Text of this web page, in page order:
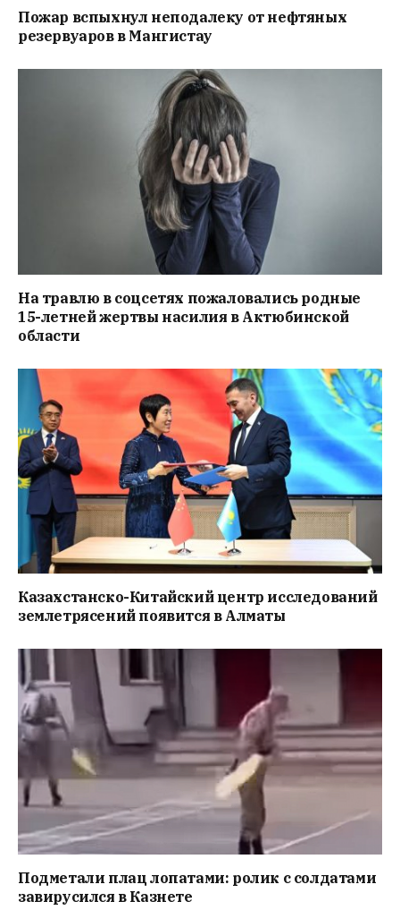
Пожар вспыхнул неподалеку от нефтяных
резервуаров в Мангистау
На травлю в соцсетях пожаловались родные
15-летней жертвы насилия в Актюбинской
области
Казахстанско-Китайский центр исследований
землетрясений появится в Алматы
Подметали плац лопатами: ролик с солдатами
завирусился в Казнете